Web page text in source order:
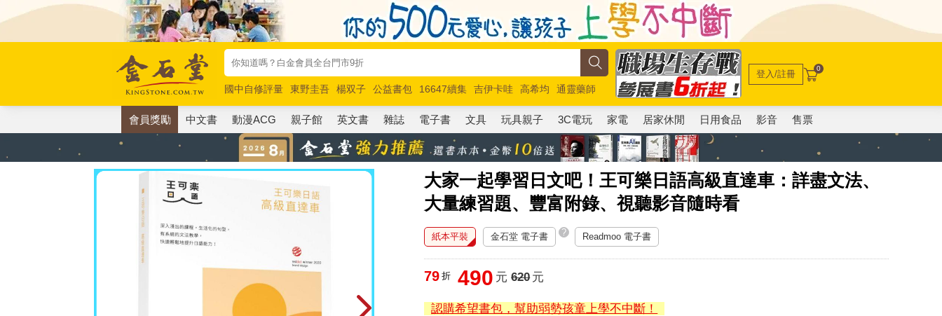
國中自修評量 東野圭吾 楊双子 公益書包 16647續集 吉伊卡哇 高希均
通靈藥師
唯紅花綻放
奧德賽 路邊攤新作 馬斯克 玩具總動員5 超慢跑
登入/註冊 0
會員獎勵 中文書 動漫ACG 親子館 英文書 雜誌 電子書 文具 玩具親子 3C電玩 家電 居家休閒 日用食品 影音 售票
大家一起學習日文吧！王可樂日語高級直達車：詳盡文法、
大量練習題、豐富附錄、視聽影音隨時看
紙本平裝 金石堂 電子書 ? Readmoo 電子書
79 折 490 元 620元
認購希望書包，幫助弱勢孩童上學不中斷！